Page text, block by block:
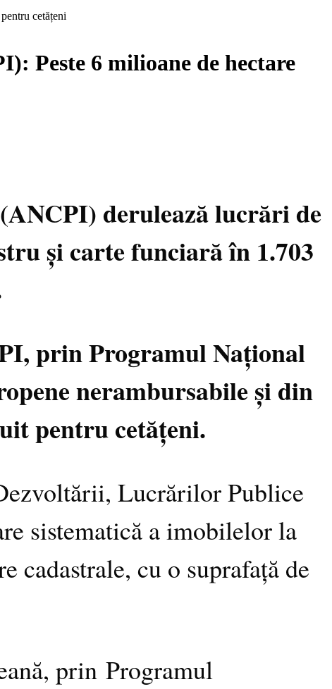
cetățeni
Peste 6 milioane de hectare
derulează lucrări de
și carte funciară în 1.703
prin Programul Național
nerambursabile și din
pentru cetățeni.
Lucrărilor Publice
sistematică a imobilelor la
cu o suprafață de
prin Programul